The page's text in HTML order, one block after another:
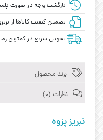
بازگشت وجه در صورت
تضمین کیفیت کالاها از
تحویل سریع در کمترین
برند محصول
نظرات (0)
تبریز پزوه